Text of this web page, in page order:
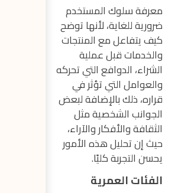
معرفة سلوك المستخدم
ضرورية للغاية، لأنها توضح
كيف يتفاعل مع المنتجات
والخدمات قبل عملية
الشراء، الدوافع التي تحركه
والعوامل التي تؤثر في
قراره، ذلك بالإضافة لبعض
الجوانب الشخصية مثل
الثقافة والأفكار والآراء،
حيث إن تحليل هذه الأمور
يحسن التجربة كليًا.
الفئات العمرية